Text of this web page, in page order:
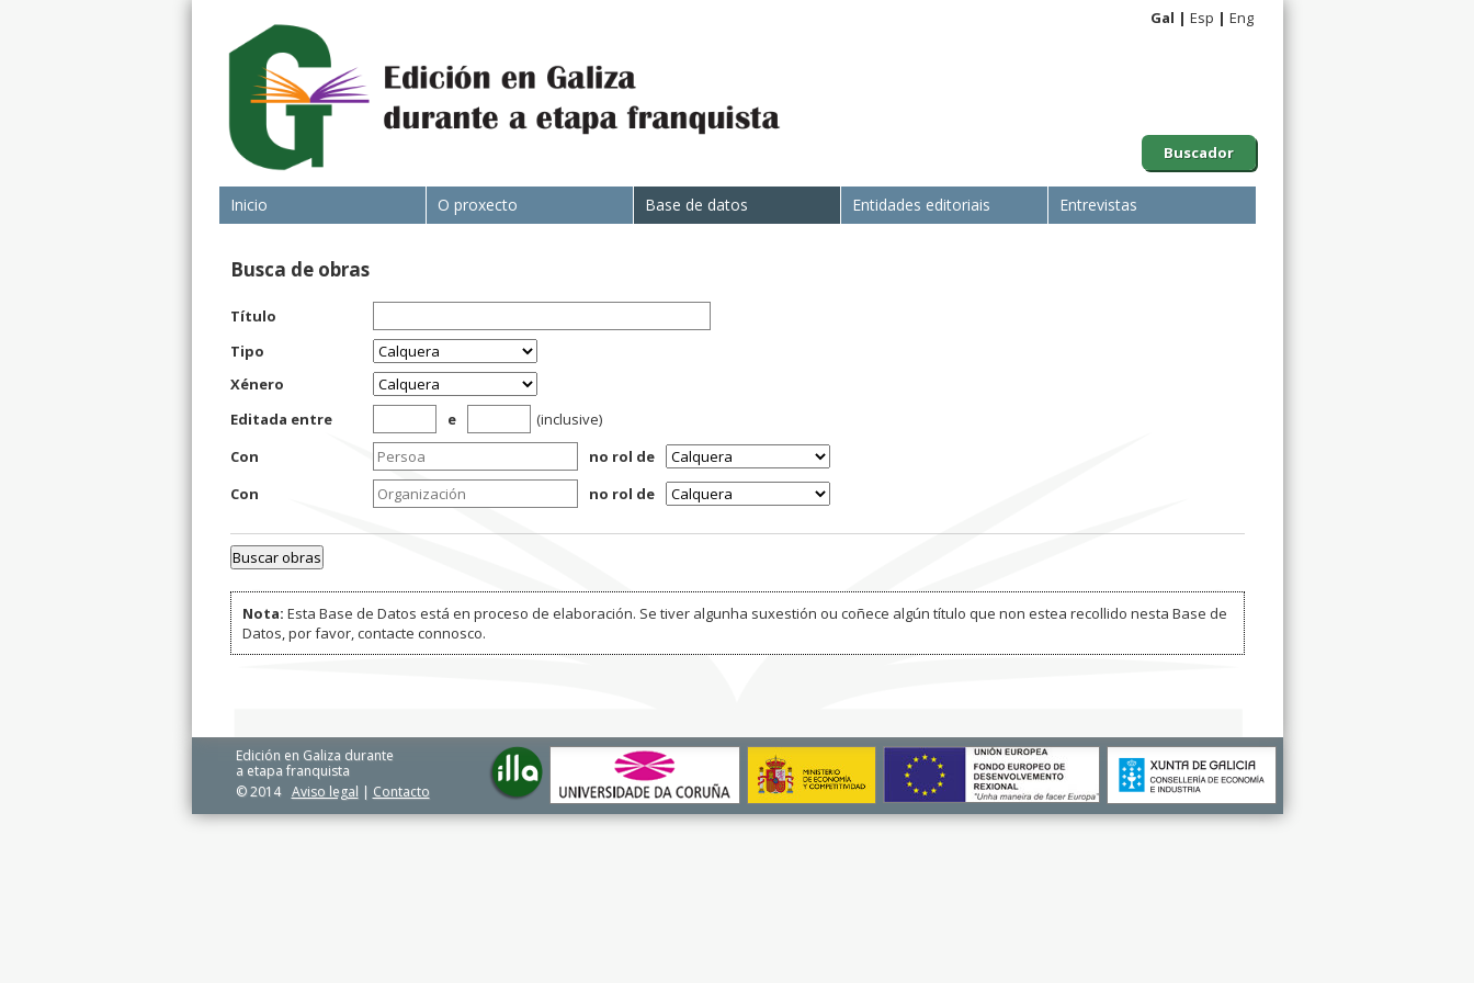
Buscador
Gal Esp Eng
Inicio O proxecto Base de datos Entidades editoriais Entrevistas
Busca de obras
Título
Tipo
Xénero
Editada entre
e
(inclusive)
Con
no rol de
Con
no rol de
Nota: Esta Base de Datos está en proceso de elaboración. Se tiver algunha suxestión ou coñece algún título que non estea recollido nesta Base de
Datos, por favor, contacte connosco.
Edición en Galiza durante
a etapa franquista
© 2014
Aviso legal | Contacto